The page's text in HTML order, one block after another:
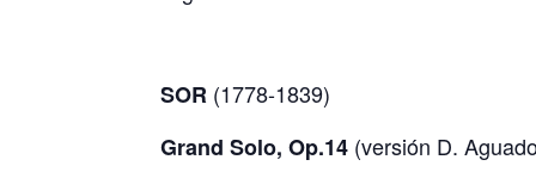
SOR (1778-1839)
Grand Solo, Op.14 (versión D.